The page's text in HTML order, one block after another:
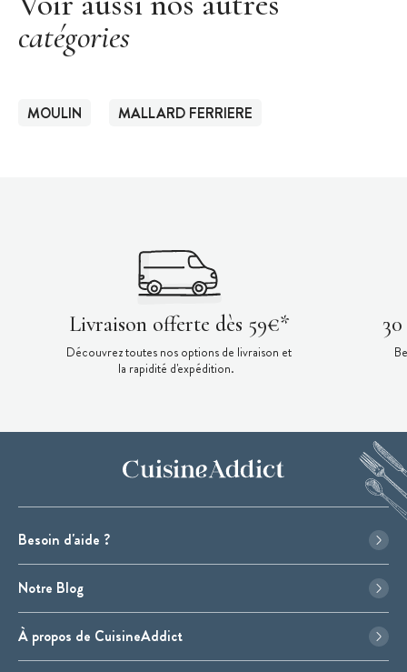
catégories
MOULIN MALLARD FERRIERE
Livraison offerte dès 59€*
Découvrez toutes nos options de livraison et
la rapidité d'expédition.
Besoin d'aide ?
Notre Blog
À propos de CuisineAddict